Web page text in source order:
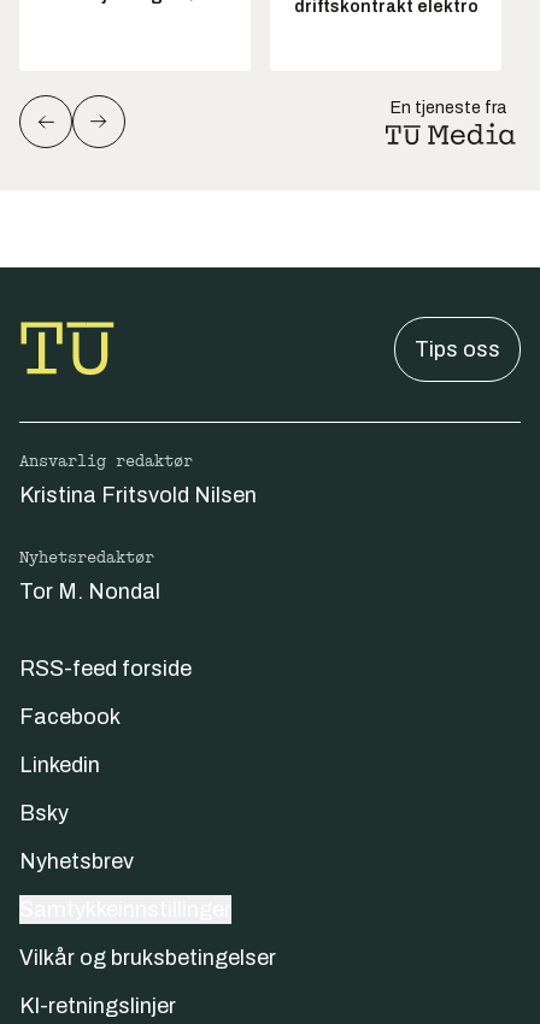
driftskontrakt elektro
En tjeneste fra
Tips oss
Ansvarlig redaktør
Kristina Fritsvold Nilsen
Nyhetsredaktør
Tor M. Nondal
RSS-feed forside
Facebook
Linkedin
Bsky
Nyhetsbrev
Vilkår og bruksbetingelser
KI-retningslinjer